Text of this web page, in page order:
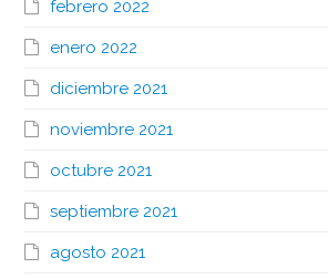
febrero 2022
enero 2022
diciembre 2021
noviembre 2021
octubre 2021
septiembre 2021
agosto 2021